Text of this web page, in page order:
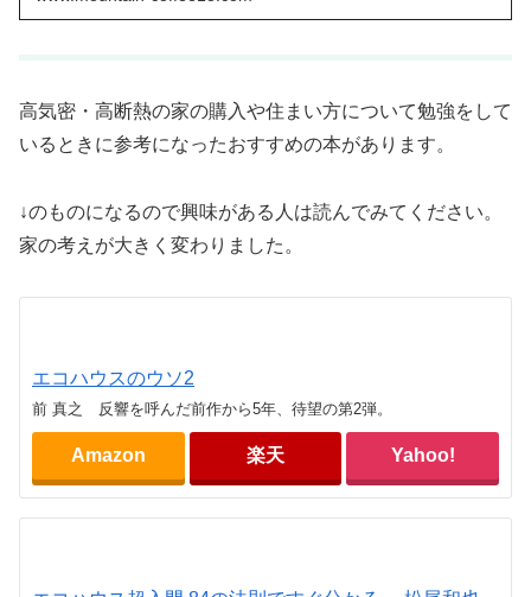
高気密・高断熱の家の購入や住まい方について勉強をして
いるときに参考になったおすすめの本があります。
↓のものになるので興味がある人は読んでみてください。
家の考えが大きく変わりました。
エコハウスのウソ2
前 真之 反響を呼んだ前作から5年、待望の第2弾。
Amazon 楽天 Yahoo!